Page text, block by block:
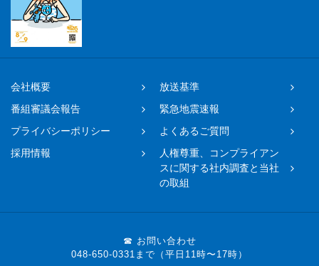
会社概要
放送基準
番組審議会報告
緊急地震速報
プライバシーポリシー
よくあるご質問
採用情報
人権尊重、コンプライアン
スに関する社内調査と当社
の取組
☎ お問い合わせ
048-650-0331まで（平日11時〜17時）